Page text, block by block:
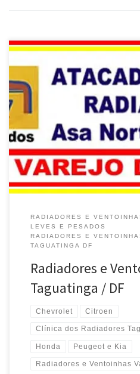
Radiadores Valeo , Conserto e
Brasília / DF Radiadores Valeo ,
modelos Ford em Brasília / DF
Manutenção para modelos Fiat
, Conserto e Manutenção para
DF […]
RADIADORES E
LEVES E PESADOS
RADIADORES E
TAGUATINGA DF
Radiadores e
Taguatinga / DF
Chevrolet Citroen
Clínica dos Radiadores
Honda Peugeot e Kia
Radiadores e Ventoinhas